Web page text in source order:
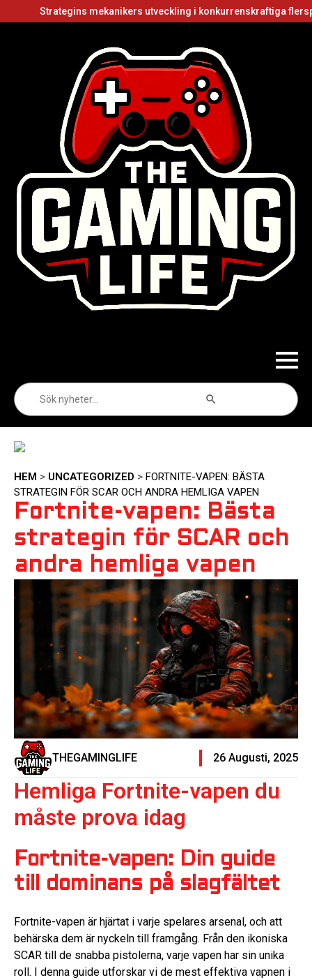
mekanikers utveckling i konkurrenskraftiga
efter:
HEM > UNCATEGORIZED > FORTNITE-VAPEN: BÄSTA
STRATEGIN FÖR SCAR OCH ANDRA HEMLIGA VAPEN
Fortnite-vapen: Bästa
strategin för SCAR och
andra hemliga vapen
THEGAMINGLIFE 26 Augusti, 2025
Hemliga Fortnite-vapen du
måste prova idag
Fortnite-vapen: Din guide
till dominans på slagfältet
Fortnite-vapen är hjärtat i varje spelares arsenal, och att
behärska dem är nyckeln till framgång. Från den ikoniska
SCAR till de snabba pistolerna, varje vapen har sin unika
roll. I denna guide utforskar vi de mest effektiva vapnen i